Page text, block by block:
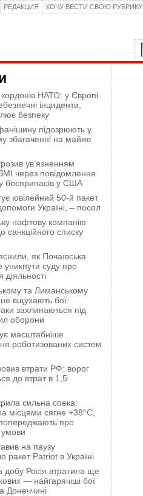
РЕДАКЦИЯ ХОЧУ ВЕСТИ СВОЮ РУБРИКУ
НАТО: у Європі
інциденти,
безпеку
підозрюють у
збагаченні на майже
ув'язненням
через повідомлення
боєприпасів у США
ювілейний 50-й пакет
Україні, – посол
нафтову компанію
санкційного списку
як Почаївська
суду про
та Лиманському
вщухають бої:
захлинаються під
оборони
масштабніше
роботизованих систем
втрати РФ: ворог
до втрат в 1,5
сильна спека:
місцями сягне +38°C,
про
умови
на паузу
ракет Patriot в Україні
добу Росія втратила ще
— найгарячіші бої
Донеччині